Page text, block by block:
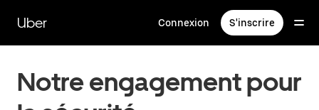
contenu
principal
Uber Connexion S'inscrire
Notre engagement pour